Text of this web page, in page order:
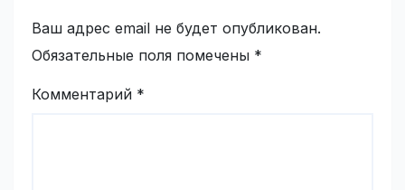
Ваш адрес email не будет опубликован.
Обязательные поля помечены *
Комментарий *